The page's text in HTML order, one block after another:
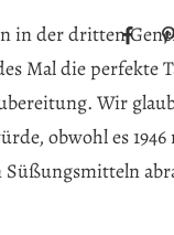
in der dritten
Mal die perfekte
Wir
obwohl es
Süßungsmitteln